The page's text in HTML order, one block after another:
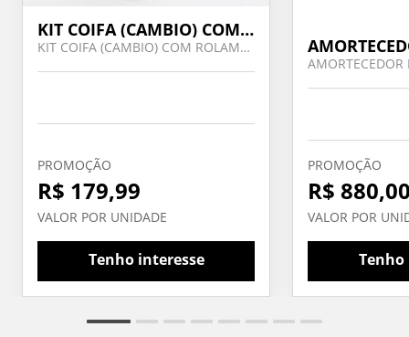
KIT COIFA (CAMBIO) COM ROLAMENTO - CLIO/KANGOO/SYMBOL/
KIT COIFA (CAMBIO) COM ROLAMENTO - CLIO/KANGOO/SYMBOL/
PROMOÇÃO
R$ 179,99
VALOR POR UNIDADE
Tenho interesse
PROMOÇÃO
R$
VALOR POR
Tenho